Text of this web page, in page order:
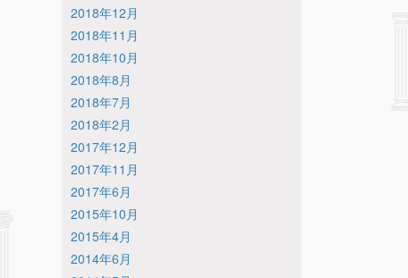
2018年12月
2018年11月
2018年10月
2018年8月
2018年7月
2018年2月
2017年12月
2017年11月
2017年6月
2015年10月
2015年4月
2014年6月